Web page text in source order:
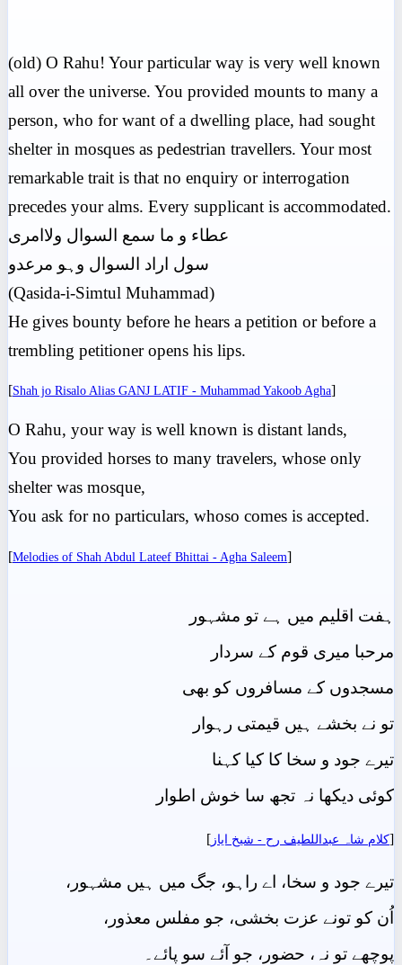
(old) O Rahu! Your particular way is very well known
all over the universe. You provided mounts to many a
person, who for want of a dwelling place, had sought
shelter in mosques as pedestrian travellers. Your most
remarkable trait is that no enquiry or interrogation
precedes your alms. Every supplicant is accommodated.
عطاء و ما سمع السوال ولاامری
سول اراد السوال وہو مرعدو
(Qasida-i-Simtul Muhammad)
He gives bounty before he hears a petition or before a
trembling petitioner opens his lips.
[Shah jo Risalo Alias GANJ LATIF - Muhammad Yakoob Agha]
O Rahu, your way is well known is distant lands,
You provided horses to many travelers, whose only
shelter was mosque,
You ask for no particulars, whoso comes is accepted.
[Melodies of Shah Abdul Lateef Bhittai - Agha Saleem]
ہفت اقلیم میں ہے تو مشہور
مرحبا میری قوم کے سردار
مسجدوں کے مسافروں کو بھی
تو نے بخشے ہیں قیمتی رہوار
تیرے جود و سخا کا کیا کہنا
کوئی دیکھا نہ تجھ سا خوش اطوار
[کلام شاہ عبداللطیف رح - شيخ اياز ]
تیرے جود و سخا، اے راہو، جگ میں ہیں مشہور،
اُن کو تونے عزت بخشی، جو مفلس معذور،
پوچھے تو نہ، حضور، جو آئے سو پائے۔